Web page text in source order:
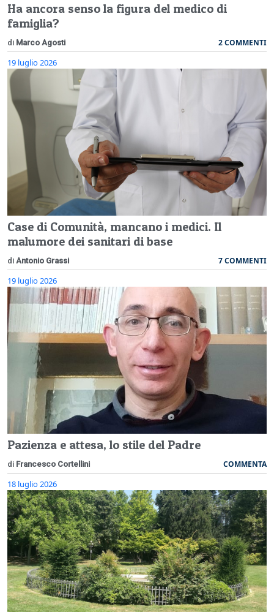
Ha ancora senso la figura del medico di
famiglia?
di Marco Agosti 2 COMMENTI
19 luglio 2026
Case di Comunità, mancano i medici. Il
malumore dei sanitari di base
di Antonio Grassi 7 COMMENTI
19 luglio 2026
Pazienza e attesa, lo stile del Padre
di Francesco Cortellini COMMENTA
18 luglio 2026